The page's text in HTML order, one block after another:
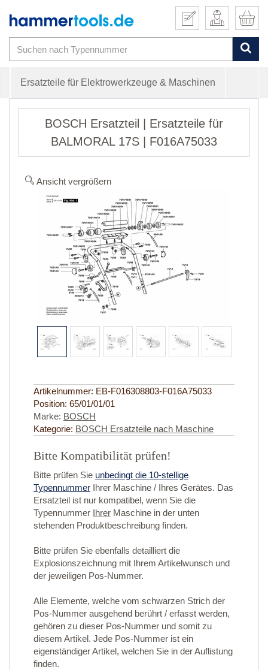
Ersatzteile für Elektrowerkzeuge & Maschinen
BOSCH Ersatzteil | Ersatzteile für
BALMORAL 17S | F016A75033
Ansicht vergrößern
Artikelnummer: EB-F016308803-F016A75033
Position: 65/01/01/01
Marke: BOSCH
Kategorie: BOSCH Ersatzteile nach Maschine
Bitte Kompatibilität prüfen!
Bitte prüfen Sie unbedingt die 10-stellige
Typennummer Ihrer Maschine / Ihres Gerätes. Das
Ersatzteil ist nur kompatibel, wenn Sie die
Typennummer Ihrer Maschine in der unten
stehenden Produktbeschreibung finden.
Bitte prüfen Sie ebenfalls detailliert die
Explosionszeichnung mit Ihrem Artikelwunsch und
der jeweiligen Pos-Nummer.
Alle Elemente, welche vom schwarzen Strich der
Pos-Nummer ausgehend berührt / erfasst werden,
gehören zu dieser Pos-Nummer und somit zu
diesem Artikel. Jede Pos-Nummer ist ein
eigenständiger Artikel, welchen Sie in der Auflistung
finden.